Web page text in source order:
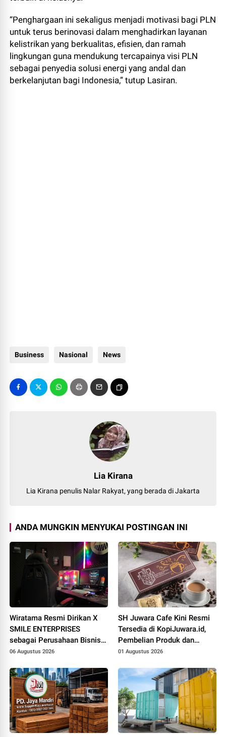
“Penghargaan ini sekaligus menjadi motivasi bagi PLN
untuk terus berinovasi dalam menghadirkan layanan
kelistrikan yang berkualitas, efisien, dan ramah
lingkungan guna mendukung tercapainya visi PLN
sebagai penyedia solusi energi yang andal dan
berkelanjutan bagi Indonesia,” tutup Lasiran.
Business Nasional News
Lia Kirana
Lia Kirana penulis Nalar Rakyat, yang berada di Jakarta
ANDA MUNGKIN MENYUKAI POSTINGAN INI
Wiratama Resmi Dirikan X
SMILE ENTERPRISES
sebagai Perusahaan Bisnis
Digital
06 Augustus 2026
SH Juwara Cafe Kini Resmi
Tersedia di KopiJuwara.id,
Pembelian Produk dan
Peluang Kerja Sama Dibuka
01 Augustus 2026